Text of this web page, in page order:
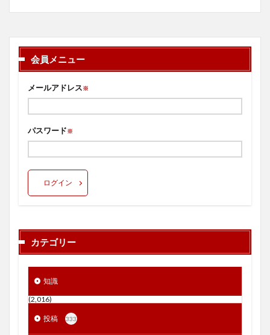
会員メニュー
メールアドレス※
パスワード※
ログイン
カテゴリー
知識
(2,016)
投稿 333